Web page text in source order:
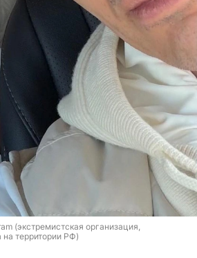
(экстремистская организация,
на территории РФ)